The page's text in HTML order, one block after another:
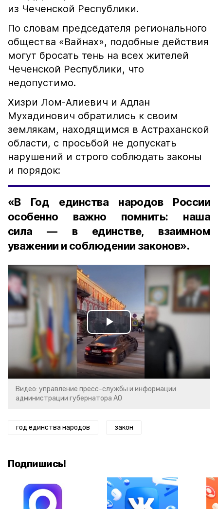
из Чеченской Республики.
По словам председателя регионального
общества «Вайнах», подобные действия
могут бросать тень на всех жителей
Чеченской Республики, что
недопустимо.
Хизри Лом-Алиевич и Адлан
Мухадинович обратились к своим
землякам, находящимся в Астраханской
области, с просьбой не допускать
нарушений и строго соблюдать законы
и порядок:
«В Год единства народов России
особенно важно помнить: наша
сила — в единстве, взаимном
уважении и соблюдении законов».
Play
Video
Видео: управление пресс-службы и информации
администрации губернатора АО
год единства народов закон
Подпишись!